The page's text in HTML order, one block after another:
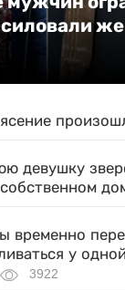
девушку
временно
у
3922